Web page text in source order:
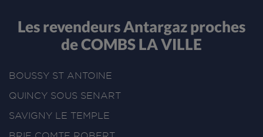
Les revendeurs Antargaz proches
de COMBS LA VILLE
BOUSSY ST ANTOINE
QUINCY SOUS SENART
SAVIGNY LE TEMPLE